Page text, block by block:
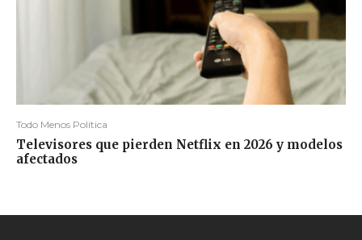
Todo Menos Política
Televisores que pierden Netflix en 2026 y modelos
afectados